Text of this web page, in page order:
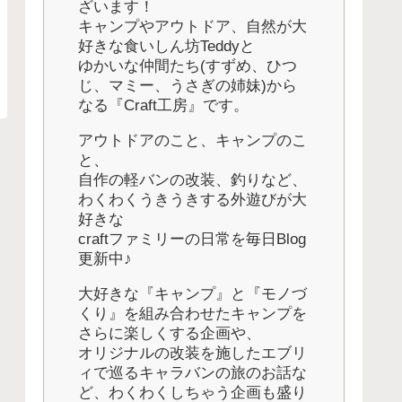
ざいます！
キャンプやアウトドア、自然が大
好きな食いしん坊Teddyと
ゆかいな仲間たち(すずめ、ひつ
じ、マミー、うさぎの姉妹)から
なる『Craft工房』です。
アウトドアのこと、キャンプのこ
と、
自作の軽バンの改装、釣りなど、
わくわくうきうきする外遊びが大
好きな
craftファミリーの日常を毎日Blog
更新中♪
大好きな『キャンプ』と『モノづ
くり』を組み合わせたキャンプを
さらに楽しくする企画や、
オリジナルの改装を施したエブリ
ィで巡るキャラバンの旅のお話な
ど、わくわくしちゃう企画も盛り